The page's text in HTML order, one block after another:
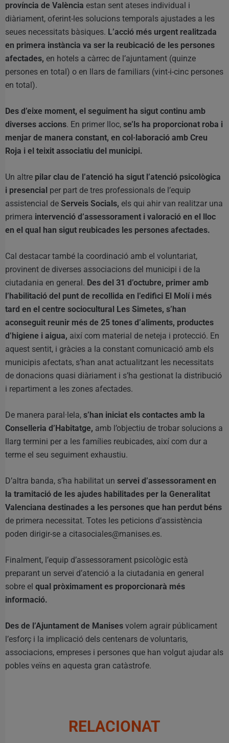
província de València estan sent ateses individual i
diàriament, oferint-les solucions temporals ajustades a les
seues necessitats bàsiques. L’acció més urgent realitzada
en primera instància va ser la reubicació de les persones
afectades, en hotels a càrrec de l’ajuntament (quinze
persones en total) o en llars de familiars (vint-i-cinc persones
en total).
Des d’eixe moment, el seguiment ha sigut continu amb
diverses accions. En primer lloc, se’ls ha proporcionat roba i
menjar de manera constant, en col·laboració amb Creu
Roja i el teixit associatiu del municipi.
Un altre pilar clau de l’atenció ha sigut l’atenció psicològica
i presencial per part de tres professionals de l’equip
assistencial de Serveis Socials, els qui ahir van realitzar una
primera intervenció d’assessorament i valoració en el lloc
en el qual han sigut reubicades les persones afectades.
Cal destacar també la coordinació amb el voluntariat,
provinent de diverses associacions del municipi i de la
ciutadania en general. Des del 31 d’octubre, primer amb
l’habilitació del punt de recollida en l’edifici El Molí i més
tard en el centre sociocultural Les Simetes, s’han
aconseguit reunir més de 25 tones d’aliments, productes
d’higiene i aigua, així com material de neteja i protecció. En
aquest sentit, i gràcies a la constant comunicació amb els
municipis afectats, s’han anat actualitzant les necessitats
de donacions quasi diàriament i s’ha gestionat la distribució
i repartiment a les zones afectades.
De manera paral·lela, s’han iniciat els contactes amb la
Conselleria d’Habitatge, amb l’objectiu de trobar solucions a
llarg termini per a les famílies reubicades, així com dur a
terme el seu seguiment exhaustiu.
D’altra banda, s’ha habilitat un servei d’assessorament en
la tramitació de les ajudes habilitades per la Generalitat
Valenciana destinades a les persones que han perdut béns
de primera necessitat. Totes les peticions d’assistència
poden dirigir-se a citasociales@manises.es.
Finalment, l’equip d’assessorament psicològic està
preparant un servei d’atenció a la ciutadania en general
sobre el qual pròximament es proporcionarà més
informació.
Des de l’Ajuntament de Manises volem agrair públicament
l’esforç i la implicació dels centenars de voluntaris,
associacions, empreses i persones que han volgut ajudar als
pobles veïns en aquesta gran catàstrofe.
RELACIONAT